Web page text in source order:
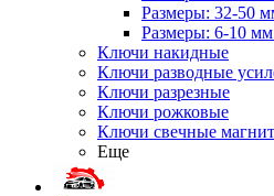
Размеры: 32-50
Размеры: 6-10
Ключи накидные
Ключи разводные
Ключи разрезные
Ключи рожковые
Ключи свечные
Еще